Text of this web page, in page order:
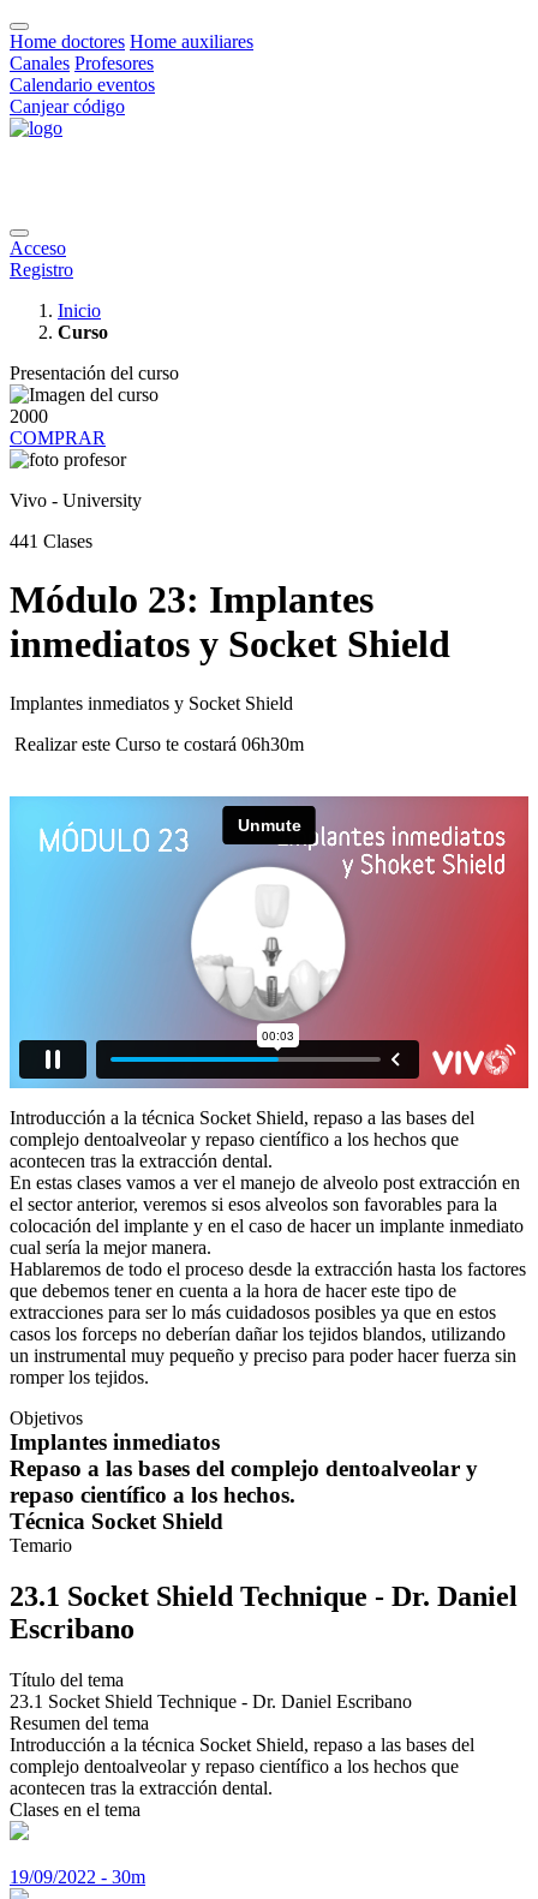
Home doctores Home auxiliares
Canales Profesores
Calendario eventos
Canjear código
Acceso
Registro
Inicio
Curso
Presentación del curso
2000
COMPRAR
Vivo - University
441 Clases
Módulo 23: Implantes
inmediatos y Socket Shield
Implantes inmediatos y Socket Shield
Realizar este Curso te costará 06h30m
Introducción a la técnica Socket Shield, repaso a las bases del
complejo dentoalveolar y repaso científico a los hechos que
acontecen tras la extracción dental.
En estas clases vamos a ver el manejo de alveolo post extracción en
el sector anterior, veremos si esos alveolos son favorables para la
colocación del implante y en el caso de hacer un implante inmediato
cual sería la mejor manera.
Hablaremos de todo el proceso desde la extracción hasta los factores
que debemos tener en cuenta a la hora de hacer este tipo de
extracciones para ser lo más cuidadosos posibles ya que en estos
casos los forceps no deberían dañar los tejidos blandos, utilizando
un instrumental muy pequeño y preciso para poder hacer fuerza sin
romper los tejidos.
Objetivos
Implantes inmediatos
Repaso a las bases del complejo dentoalveolar y
repaso científico a los hechos.
Técnica Socket Shield
Temario
23.1 Socket Shield Technique - Dr. Daniel
Escribano
Título del tema
23.1 Socket Shield Technique - Dr. Daniel Escribano
Resumen del tema
Introducción a la técnica Socket Shield, repaso a las bases del
complejo dentoalveolar y repaso científico a los hechos que
acontecen tras la extracción dental.
Clases en el tema
19/09/2022 - 30m